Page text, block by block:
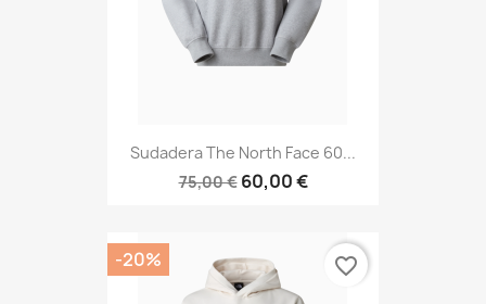
Sudadera The North Face 60...
75,00 € 60,00 €
-20% favorite_border